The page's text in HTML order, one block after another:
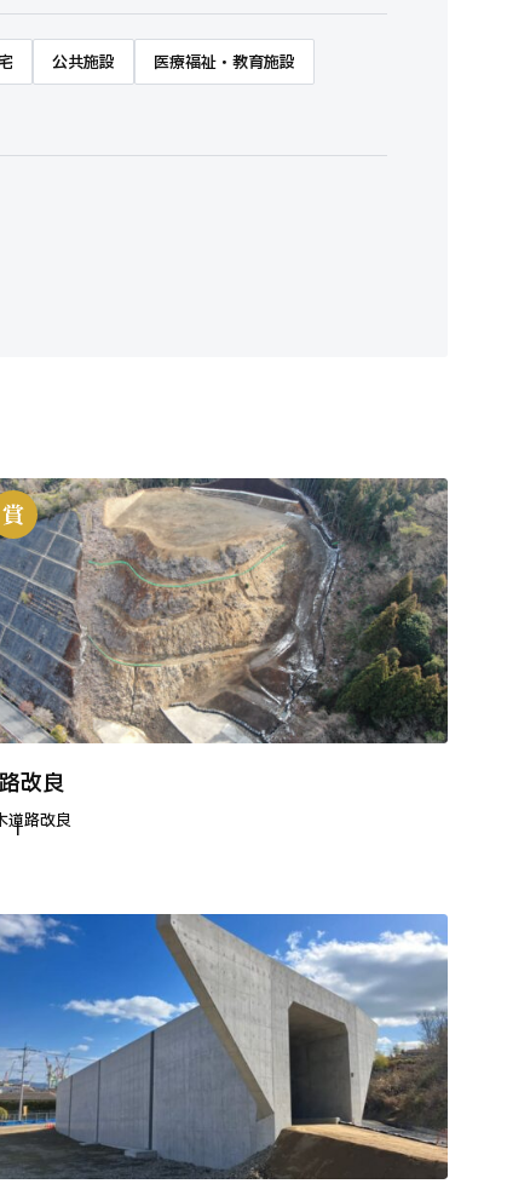
公共施設
医療福祉・教育施設
改良
道路改良